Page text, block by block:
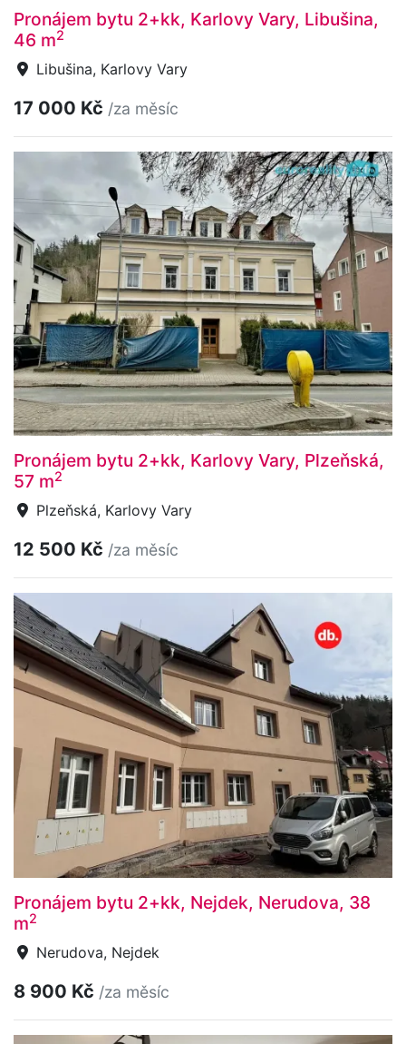
Pronájem bytu 2+kk, Karlovy Vary, Libušina,
46 m2
Libušina, Karlovy Vary
17 000 Kč /za měsíc
Pronájem bytu 2+kk, Karlovy Vary, Plzeňská,
57 m2
Plzeňská, Karlovy Vary
12 500 Kč /za měsíc
Pronájem bytu 2+kk, Nejdek, Nerudova, 38
m2
Nerudova, Nejdek
8 900 Kč /za měsíc